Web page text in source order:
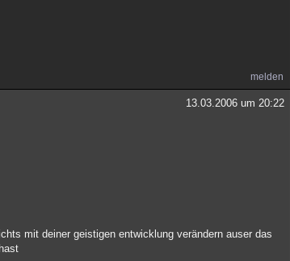
melden
13.03.2006 um 20:22
mit deiner geistigen entwicklung verändern auser das